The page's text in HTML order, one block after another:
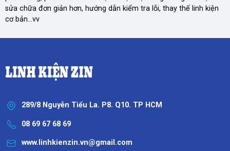
sửa chữa đơn giản hơn, hướng dẫn kiểm tra lỗi, thay thế linh kiện
cơ bản...vv
289/8 Nguyễn Tiểu La. P8. Q10. TP HCM
08 69 67 68 69
www.linhkienzin.vn@gmail.com